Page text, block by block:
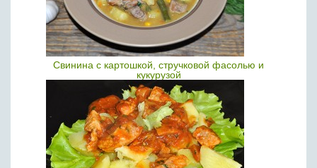
Свинина с картошкой, стручковой фасолью и
кукурузой